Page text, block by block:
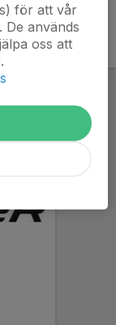
för att vår
används
oss att